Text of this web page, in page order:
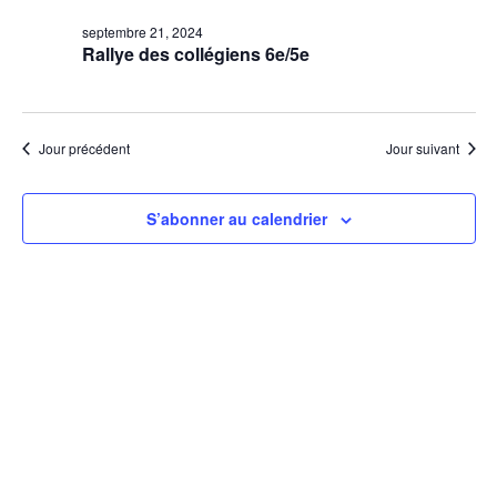
Rallye des collégiens 6e/5e
septembre 21, 2024
Jour précédent Jour suivant
S’abonner au calendrier